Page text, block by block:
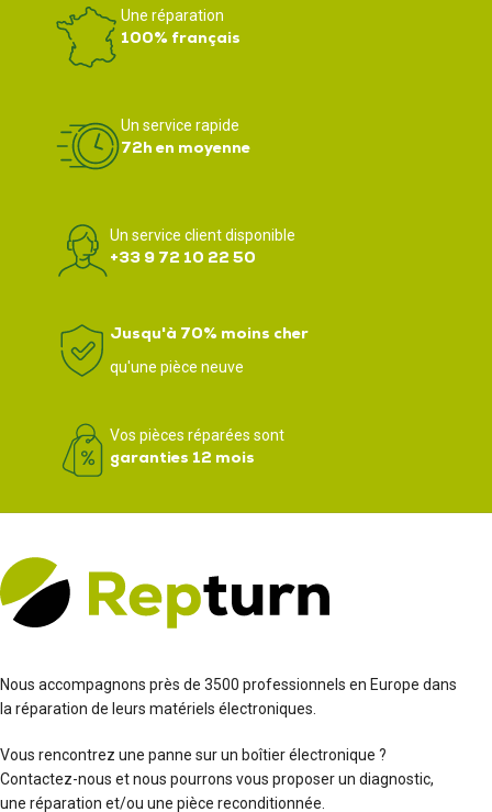
Une réparation
100% français
Un service rapide
72h en moyenne
Un service client disponible
+33 9 72 10 22 50
Jusqu'à 70% moins cher
qu'une pièce neuve
Vos pièces réparées sont
garanties 12 mois
Nous accompagnons près de 3500 professionnels en Europe dans
la réparation de leurs matériels électroniques.
Vous rencontrez une panne sur un boîtier électronique ?
Contactez-nous et nous pourrons vous proposer un diagnostic,
une réparation et/ou une pièce reconditionnée.